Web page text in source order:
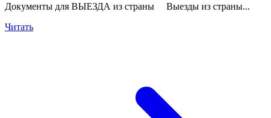
Документы для ВЫЕЗДА из страны Выезды из страны...
Читать